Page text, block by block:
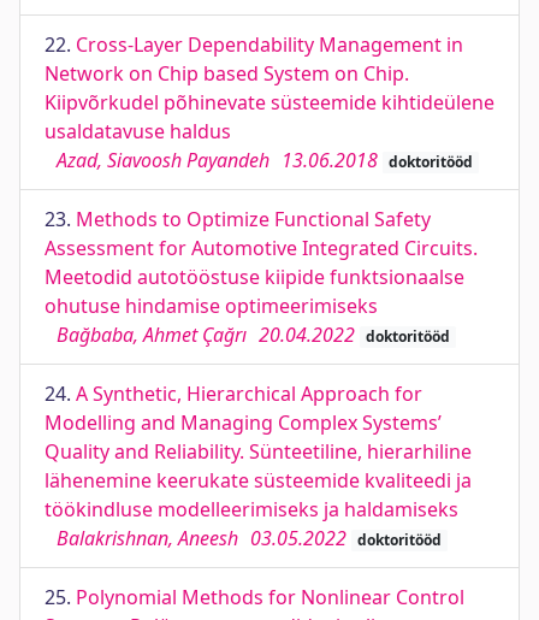
22. Cross-Layer Dependability Management in
Network on Chip based System on Chip.
Kiipvõrkudel põhinevate süsteemide kihtideülene
usaldatavuse haldus
Azad, Siavoosh Payandeh 13.06.2018 doktoritööd
23. Methods to Optimize Functional Safety
Assessment for Automotive Integrated Circuits.
Meetodid autotööstuse kiipide funktsionaalse
ohutuse hindamise optimeerimiseks
Bağbaba, Ahmet Çağrı 20.04.2022 doktoritööd
24. A Synthetic, Hierarchical Approach for
Modelling and Managing Complex Systems’
Quality and Reliability. Sünteetiline, hierarhiline
lähenemine keerukate süsteemide kvaliteedi ja
töökindluse modelleerimiseks ja haldamiseks
Balakrishnan, Aneesh 03.05.2022 doktoritööd
25. Polynomial Methods for Nonlinear Control